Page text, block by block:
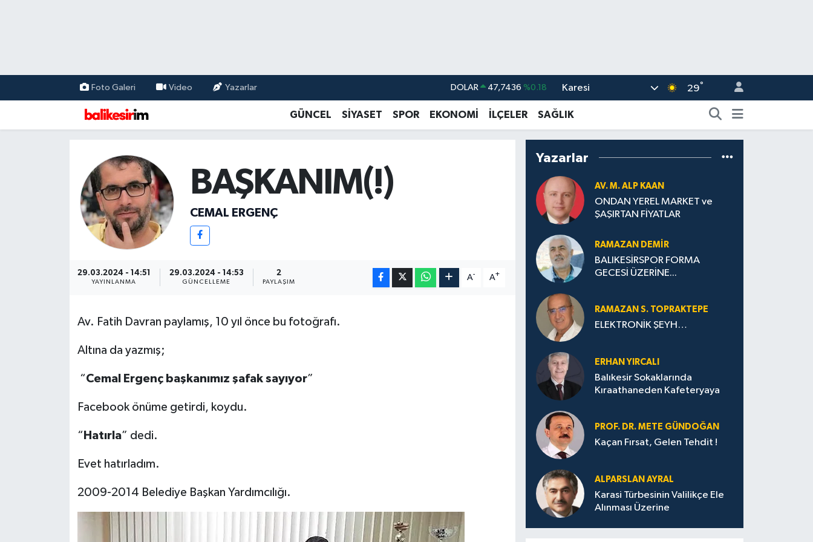
Foto Galeri Video Yazarlar DOLAR 47,7436 %0.18
EURO 55,2510 %0.32
STERLİN 64,4811 %0.38
%0.03
%1.11
Karesi 29°
GÜNCEL SİYASET SPOR EKONOMİ İLÇELER SAĞLIK
BAŞKANIM(!)
CEMAL ERGENÇ
29.03.2024 - 14:51
YAYINLANMA
29.03.2024 - 14:53
GÜNCELLEME
2
PAYLAŞIM
A- A+
Av. Fatih Davran paylamış, 10 yıl önce bu fotoğrafı.
Altına da yazmış;
“Cemal Ergenç başkanımız şafak sayıyor”
Facebook önüme getirdi, koydu.
“ Hatırla” dedi.
Evet hatırladım.
2009-2014 Belediye Başkan Yardımcılığı.
Yazarlar
AV. M. ALP KAAN
ONDAN YEREL MARKET ve
ŞAŞIRTAN FİYATLAR
RAMAZAN DEMİR
BALIKESİRSPOR FORMA
GECESİ ÜZERİNE...
RAMAZAN S. TOPRAKTEPE
ELEKTRONİK ŞEYH…
ERHAN YIRCALI
Balıkesir Sokaklarında
Kıraathaneden Kafeteryaya
PROF. DR. METE GÜNDOĞAN
Kaçan Fırsat, Gelen Tehdit !
ALPARSLAN AYRAL
Karasi Türbesinin Valilikçe Ele
Alınması Üzerine